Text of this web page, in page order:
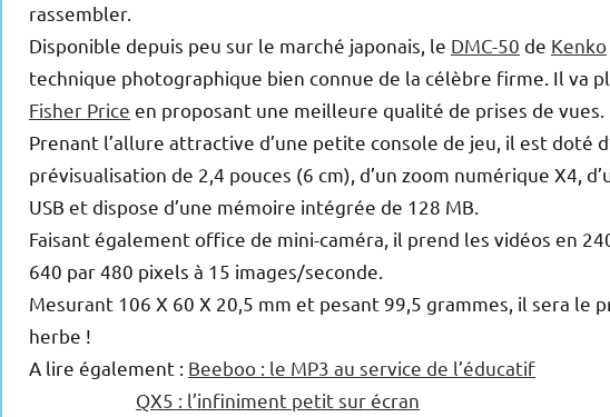
rassembler.
Disponible depuis peu sur le marché japonais, le DMC-50 de Kenko
technique photographique bien connue de la célèbre firme. Il va
Fisher Price en proposant une meilleure qualité de prises de vues.
Prenant l’allure attractive d’une petite console de jeu, il est doté
prévisualisation de 2,4 pouces (6 cm), d’un zoom numérique X4,
USB et dispose d’une mémoire intégrée de 128 MB.
Faisant également office de mini-caméra, il prend les vidéos en
640 par 480 pixels à 15 images/seconde.
Mesurant 106 X 60 X 20,5 mm et pesant 99,5 grammes, il sera
herbe !
A lire également : Beeboo : le MP3 au service de l’éducatif
QX5 : l’infiniment petit sur écran